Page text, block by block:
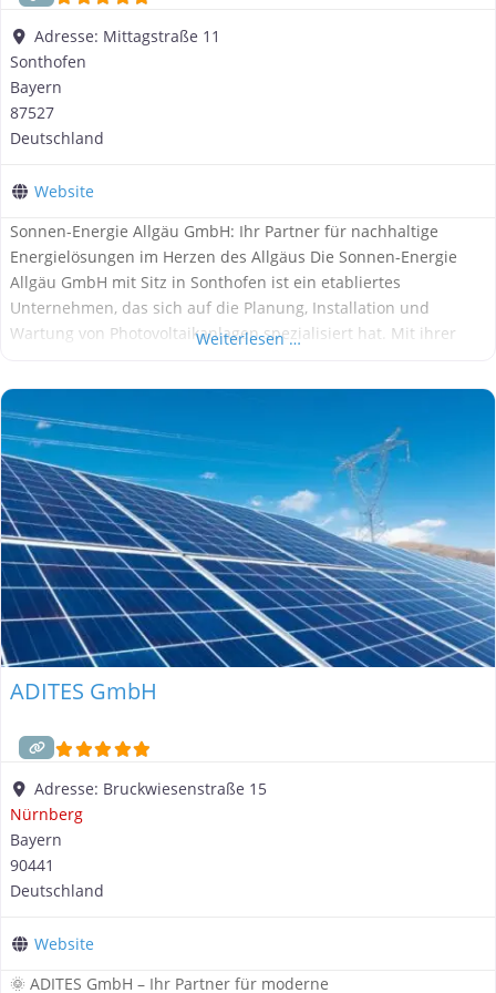
Adresse: Mittagstraße 11
Sonthofen
Bayern
87527
Deutschland
Website
Sonnen-Energie Allgäu GmbH: Ihr Partner für nachhaltige
Energielösungen im Herzen des Allgäus Die Sonnen-Energie
Allgäu GmbH mit Sitz in Sonthofen ist ein etabliertes
Unternehmen, das sich auf die Planung, Installation und
Wartung von Photovoltaikanlagen spezialisiert hat. Mit ihrer
Sonnen-Energie Allgäu GmbH ihren Kunden maßgeschneiderte
Lösungen für eine nachhaltige und unabhängige
Energieversorgung im
Weiterlesen …
ADITES GmbH
Adresse: Bruckwiesenstraße 15
Nürnberg
Bayern
90441
Deutschland
Website
🌞 ADITES GmbH – Ihr Partner für moderne